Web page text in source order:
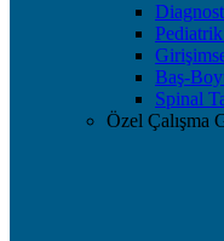
Baş-
Spinal
Özel Çalışma